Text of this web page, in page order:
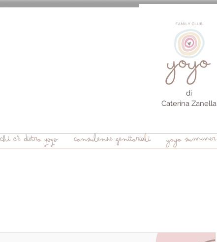
di
Caterina Zanella
chi c'è dietro YOYO consulenze genitoriali yoyo summer